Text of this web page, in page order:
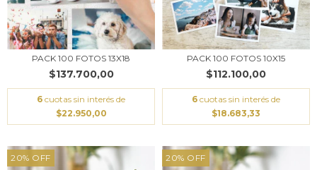
PACK 100 FOTOS 13X18
$137.700,00
6 cuotas sin interés de
$22.950,00
PACK 100 FOTOS 10X15
$112.100,00
6 cuotas sin interés de
$18.683,33
20% OFF 20% OFF